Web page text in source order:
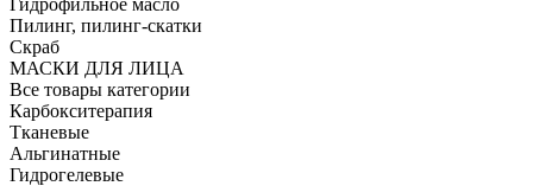
Пилинг, пилинг-скатки
Скраб
МАСКИ ДЛЯ ЛИЦА
Все товары категории
Карбокситерапия
Тканевые
Альгинатные
Гидрогелевые